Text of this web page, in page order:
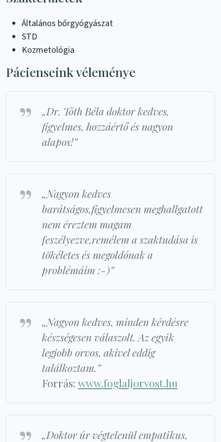
Általános bőrgyógyászat
STD
Kozmetológia
Pácienseink véleménye
„Dr. Tóth Béla doktor kedves,
figyelmes, hozzáértő és nagyon
alapos!”
„Nagyon kedves
barátságos,figyelmesen meghallgatott
nem éreztem magam
feszélyezve,remélem a szaktudása is
tökéletes és megoldónak a
problémáim :-)”
„Nagyon kedves, minden kérdésre
készségesen válaszolt. Az egyik
legjobb orvos, akivel eddig
találkoztam.”
Forrás: www.foglaljorvost.hu
„Doktor úr végtelenül empatikus,